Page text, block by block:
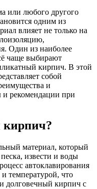
или любого другого
одним из
влияет не только на
Один из наиболее
чаще выбирают
кирпич. В этой
собой
и
и рекомендации при
кирпич?
материал, который
извести и воды
автоклавирования
температурой, что
долговечный кирпич с